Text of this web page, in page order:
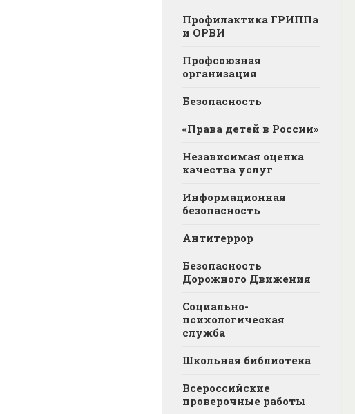
Профилактика ГРИППа
и ОРВИ
Профсоюзная
организация
Безопасность
«Права детей в России»
Независимая оценка
качества услуг
Информационная
безопасность
Антитеррор
Безопасность
Дорожного Движения
Социально-
психологическая
служба
Школьная библиотека
Всероссийские
проверочные работы